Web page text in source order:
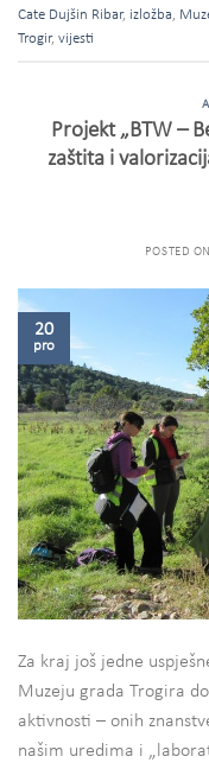
Cate Dujšin Ribar, izložba,
Trogir, vijesti
Projekt „BTW –
zaštita i
POSTED ON
20
pro
Za kraj još jedne
Muzeju grada Trogira
aktivnosti – onih
našim uredima i